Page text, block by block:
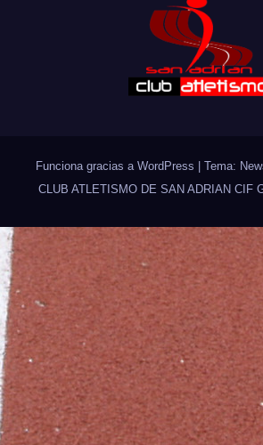
Funciona gracias a WordPress Tema:
CLUB ATLETISMO DE SAN ADRIAN CIF